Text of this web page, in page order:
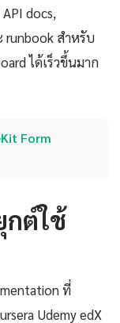
docs,
runbook สำหรับ
ได้เร็วขึ้นมาก
Form
กต์ใช้
ที่
Udemy edX